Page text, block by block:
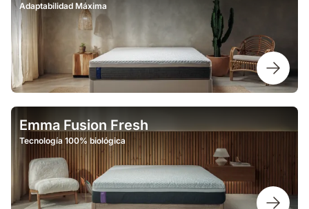
Adaptabilidad Máxima
Emma Fusion Fresh
Tecnología 100% biológica